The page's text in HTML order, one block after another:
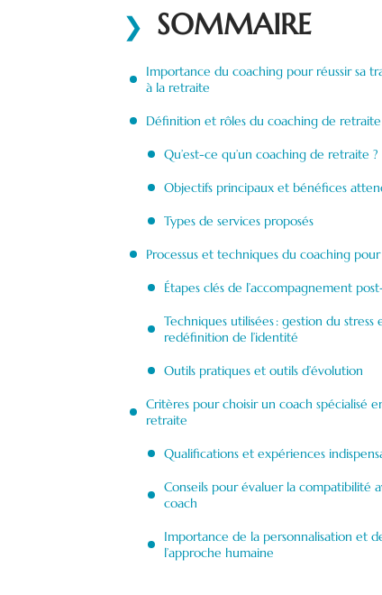
SOMMAIRE
Importance du coaching pour réussir sa
à la retraite
Définition et rôles du coaching de retraite
Qu’est-ce qu’un coaching de retraite ?
Objectifs principaux et bénéfices
Types de services proposés
Processus et techniques du coaching
Étapes clés de l’accompagnement
Techniques utilisées : gestion du stress
redéfinition de l’identité
Outils pratiques et outils d’évolution
Critères pour choisir un coach spécialisé
retraite
Qualifications et expériences
Conseils pour évaluer la compatibilité
coach
Importance de la personnalisation et
l’approche humaine